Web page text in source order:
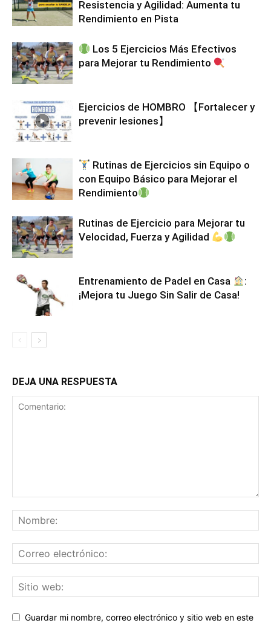
Resistencia y Agilidad: Aumenta tu
Rendimiento en Pista
Los 5 Ejercicios Más Efectivos
para Mejorar tu Rendimiento
Ejercicios de HOMBRO 【Fortalecer y
prevenir lesiones】
Rutinas de Ejercicios sin Equipo o
con Equipo Básico para Mejorar el
Rendimiento
Rutinas de Ejercicio para Mejorar tu
Velocidad, Fuerza y Agilidad
Entrenamiento de Padel en Casa
:
¡Mejora tu Juego Sin Salir de Casa!
DEJA UNA RESPUESTA
Guardar mi nombre, correo electrónico y sitio web en este